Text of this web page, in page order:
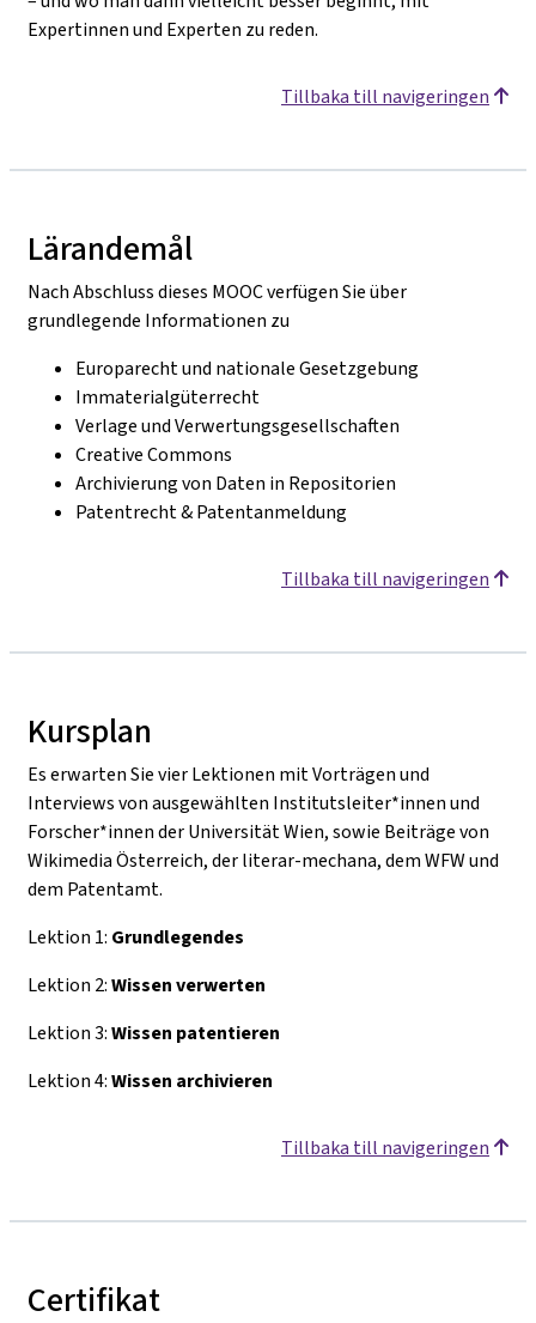
Expertinnen und Experten zu reden.
Tillbaka till navigeringen
Lärandemål
Nach Abschluss dieses MOOC verfügen Sie über
grundlegende Informationen zu
Europarecht und nationale Gesetzgebung
Immaterialgüterrecht
Verlage und Verwertungsgesellschaften
Creative Commons
Archivierung von Daten in Repositorien
Patentrecht & Patentanmeldung
Tillbaka till navigeringen
Kursplan
Es erwarten Sie vier Lektionen mit Vorträgen und
Interviews von ausgewählten Institutsleiter*innen und
Forscher*innen der Universität Wien, sowie Beiträge von
Wikimedia Österreich, der literar-mechana, dem WFW und
dem Patentamt.
Lektion 1: Grundlegendes
Lektion 2:Wissen verwerten
Lektion 3:Wissen patentieren
Lektion 4:Wissen archivieren
Tillbaka till navigeringen
Certifikat